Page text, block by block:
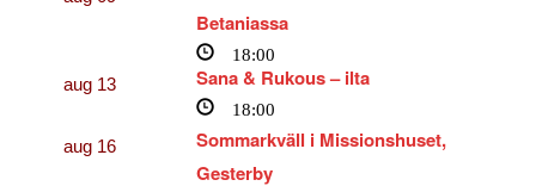
Betaniassa
18:00
aug 13 Sana & Rukous – ilta
18:00
aug 16
Sommarkväll i Missionshuset,
Gesterby